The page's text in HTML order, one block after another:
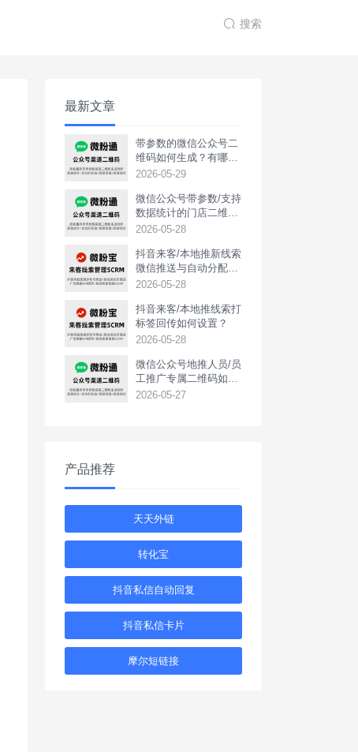
搜索
最新文章
带参数的微信公众号二
维码如何生成？有哪些
用途？
2026-05-29
微信公众号带参数/支持
数据统计的门店二维码
如何生成？
2026-05-28
抖音来客/本地推新线索
微信推送与自动分配如
何实现？
2026-05-28
抖音来客/本地推线索打
标签回传如何设置？
2026-05-28
‌微信公众号地推人员/员
工推广专属二维码如何
生成？
2026-05-27
产品推荐
天天外链
转化宝
抖音私信自动回复
抖音私信卡片
摩尔短链接